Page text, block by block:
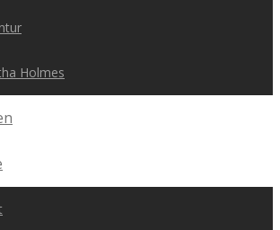
Holmes